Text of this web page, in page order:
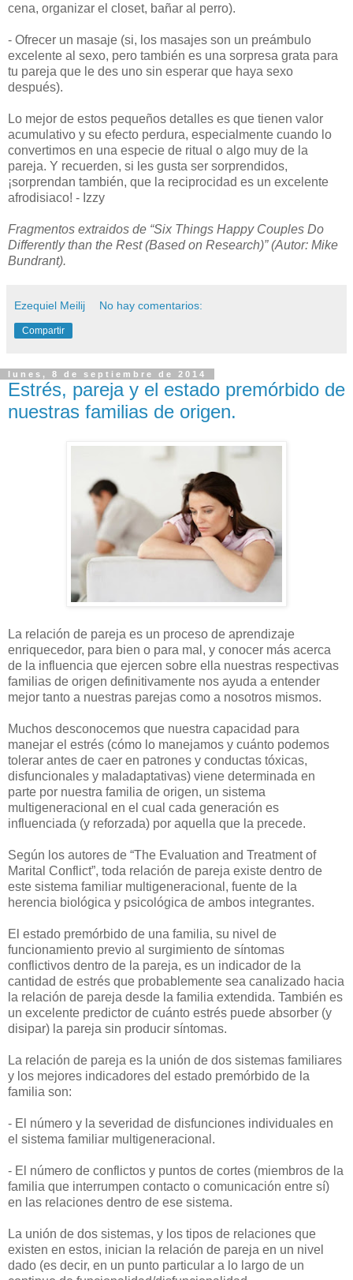
cena, organizar el closet, bañar al perro).
- Ofrecer un masaje (si, los masajes son un preámbulo
excelente al sexo, pero también es una sorpresa grata para
tu pareja que le des uno sin esperar que haya sexo
después).
Lo mejor de estos pequeños detalles es que tienen valor
acumulativo y su efecto perdura, especialmente cuando lo
convertimos en una especie de ritual o algo muy de la
pareja. Y recuerden, si les gusta ser sorprendidos,
¡sorprendan también, que la reciprocidad es un excelente
afrodisiaco! - Izzy
Fragmentos extraidos de “Six Things Happy Couples Do
Differently than the Rest (Based on Research)” (Autor: Mike
Bundrant).
Ezequiel Meilij No hay comentarios:
Compartir
lunes, 8 de septiembre de 2014
Estrés, pareja y el estado premórbido de
nuestras familias de origen.
La relación de pareja es un proceso de aprendizaje
enriquecedor, para bien o para mal, y conocer más acerca
de la influencia que ejercen sobre ella nuestras respectivas
familias de origen definitivamente nos ayuda a entender
mejor tanto a nuestras parejas como a nosotros mismos.
Muchos desconocemos que nuestra capacidad para
manejar el estrés (cómo lo manejamos y cuánto podemos
tolerar antes de caer en patrones y conductas tóxicas,
disfuncionales y maladaptativas) viene determinada en
parte por nuestra familia de origen, un sistema
multigeneracional en el cual cada generación es
influenciada (y reforzada) por aquella que la precede.
Según los autores de “The Evaluation and Treatment of
Marital Conflict”, toda relación de pareja existe dentro de
este sistema familiar multigeneracional, fuente de la
herencia biológica y psicológica de ambos integrantes.
El estado premórbido de una familia, su nivel de
funcionamiento previo al surgimiento de síntomas
conflictivos dentro de la pareja, es un indicador de la
cantidad de estrés que probablemente sea canalizado hacia
la relación de pareja desde la familia extendida. También es
un excelente predictor de cuánto estrés puede absorber (y
disipar) la pareja sin producir síntomas.
La relación de pareja es la unión de dos sistemas familiares
y los mejores indicadores del estado premórbido de la
familia son:
- El número y la severidad de disfunciones individuales en
el sistema familiar multigeneracional.
- El número de conflictos y puntos de cortes (miembros de la
familia que interrumpen contacto o comunicación entre sí)
en las relaciones dentro de ese sistema.
La unión de dos sistemas, y los tipos de relaciones que
existen en estos, inician la relación de pareja en un nivel
dado (es decir, en un punto particular a lo largo de un